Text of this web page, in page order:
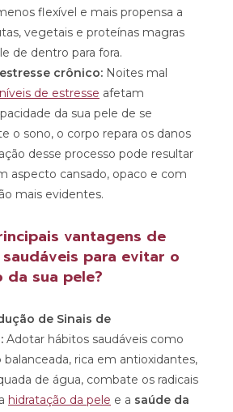
flexível e mais propensa a
vegetais e proteínas magras
de dentro para fora.
crônico: Noites mal
níveis de estresse afetam
da sua pele de se
o sono, o corpo repara os danos
desse processo pode resultar
aspecto cansado, opaco e com
mais evidentes.
vantagens de
para evitar o
da sua pele?
de Sinais de
Adotar hábitos saudáveis como
rica em antioxidantes,
de água, combate os radicais
hidratação da pele e a saúde da